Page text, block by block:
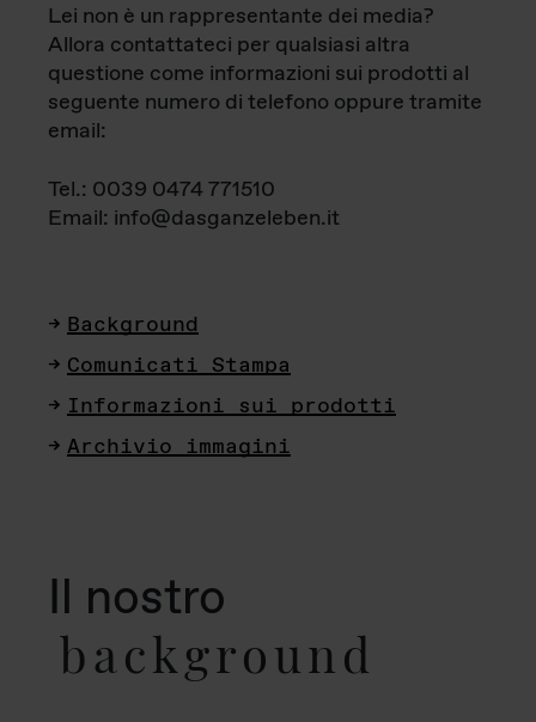
Lei non è un rappresentante dei media?
Allora contattateci per qualsiasi altra
questione come informazioni sui prodotti al
seguente numero di telefono oppure tramite
email:
Tel.: 0039 0474 771510
Email: info@dasganzeleben.it
Background
Comunicati Stampa
Informazioni sui prodotti
Archivio immagini
Il nostro
background